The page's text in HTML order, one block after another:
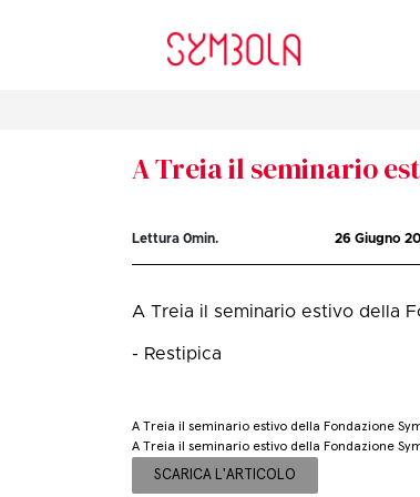
A Treia il seminario
Lettura0min. 26 Giugno
A Treia il seminario estivo della
- Restipica
A Treia il seminario estivo della Fondazione
A Treia il seminario estivo della Fondazione
SCARICA L'ARTICOLO